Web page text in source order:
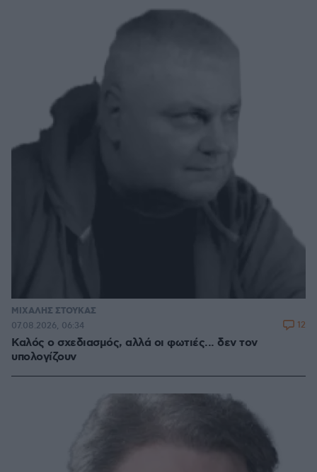
ΜΙΧΑΛΗΣ ΣΤΟΥΚΑΣ
Καλός ο σχεδιασμός, αλλά οι φωτιές... δεν τον
υπολογίζουν
07.08.2026, 06:34 12